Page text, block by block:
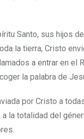
Santo, sus hijos
la tierra, Cristo
a entrar en
la palabra de
por Cristo a
la totalidad del